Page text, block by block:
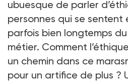
ubuesque de parler
personnes qui se sentent
parfois bien longtemps
métier. Comment
un chemin dans ce
pour un artifice de plus ?